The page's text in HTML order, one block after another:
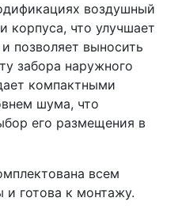
воздушный
корпуса, что улучшает
позволяет выносить
забора наружного
компактными
шума, что
его размещения в
всем
готова к монтажу.